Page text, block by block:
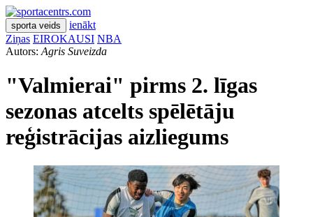
sporta veids
ienākt
Ziņas EIROKAUSI NBA
Autors: Agris Suveizda
"Valmierai" pirms 2. līgas
sezonas atcelts spēlētāju
reģistrācijas aizliegums